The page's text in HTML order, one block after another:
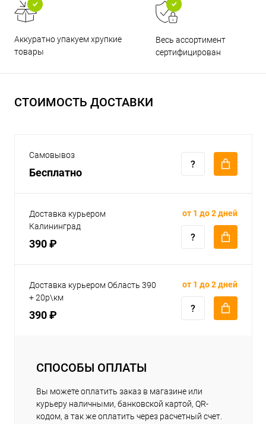
Аккуратно упакуем хрупкие
товары
Весь ассортимент
сертифицирован
СТОИМОСТЬ ДОСТАВКИ
Самовывоз
Бесплатно
Доставка курьером
Калининград
390 ₽
от 1 до 2 дней
Доставка курьером Область 390
+ 20р\км
390 ₽
от 1 до 2 дней
СПОСОБЫ ОПЛАТЫ
Вы можете оплатить заказ в магазине или
курьеру наличными, банковской картой, QR-
кодом, а так же оплатить через расчетный счет.